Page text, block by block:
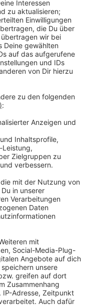
kaum sehen
so voll sind,
Stephan Kruthoff,
Eisschicht
eine
jetzt mal vor
und Frost
pro Tag wächst,
so
Eisflächen gehen,
retten will, der
tun und immer